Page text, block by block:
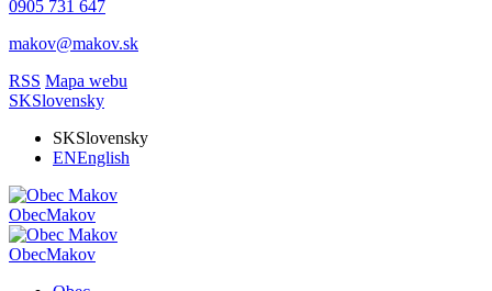
0905 731 647
makov@makov.sk
RSS Mapa webu
SKSlovensky
SKSlovensky
ENEnglish
ObecMakov
ObecMakov